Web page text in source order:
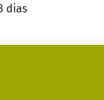
dias